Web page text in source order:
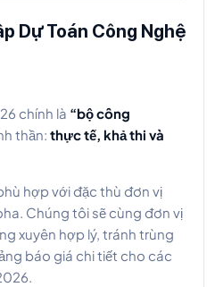
Dự Toán Công Nghệ
chính là “bộ công
thần: thực tế, khả thi và
hợp với đặc thù đơn vị
Chúng tôi sẽ cùng đơn vị
xuyên hợp lý, tránh trùng
báo giá chi tiết cho các